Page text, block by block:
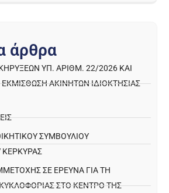
άρθρα
ΥΠ. ΑΡΙΘΜ. 22/2026 ΚΑΙ
ΑΚΙΝΉΤΩΝ ΙΔΙΟΚΤΗΣΊΑΣ
ΣΥΜΒΟΥΛΙΟΥ
ΚΕΡΚΥΡΑΣ
ΣΕ ΈΡΕΥΝΑ ΓΙΑ ΤΗ
ΚΥΚΛΟΦΟΡΊΑΣ ΣΤΟ ΚΈΝΤΡΟ ΤΗΣ